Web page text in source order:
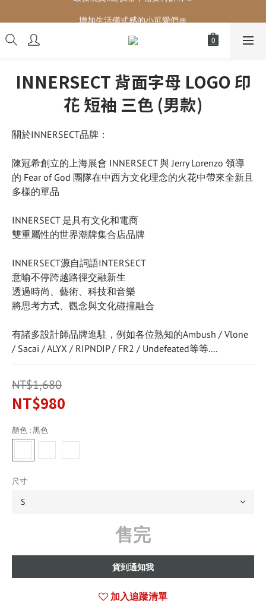
增加生活儀式感的小可愛們🎀
INNERSECT 背面字母 LOGO 印
花 短袖 三色 (男款)
關於INNERSECT品牌：
陳冠希創立的上海展會 INNERSECT 與 Jerry Lorenzo 領導
的 Fear of God 團隊在中西方文化理念的火花中帶來全新且
多樣的單品
INNERSECT 是具有文化和電商
雙重屬性的世界潮牌集合店品牌
INNERSECT源自詞語INTERSECT
意喻不停跨越路徑交融新生
透過時尚、藝術、科技和音樂
將思考方式、觀念與文化碰撞融合
有諸多設計師品牌進駐，例如各位熟知的Ambush / Vlone
/ Sacai / ALYX / RIPNDIP / FR2 / Undefeated等等....
NT$1,680
NT$980
顏色 : 黑色
尺寸
售完
貨到通知我
加入追蹤清單